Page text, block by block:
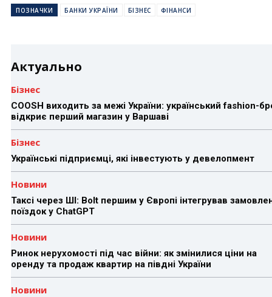
ПОЗНАЧКИ БАНКИ УКРАЇНИ БІЗНЕС ФІНАНСИ
Актуально
Бізнес
COOSH виходить за межі України: український fashion-
відкриє перший магазин у Варшаві
Бізнес
Українські підприємці, які інвестують у девелопмент
Новини
Таксі через ШІ: Bolt першим у Європі інтегрував
поїздок у ChatGPT
Новини
Ринок нерухомості під час війни: як змінилися ціни на
оренду та продаж квартир на півдні України
Новини